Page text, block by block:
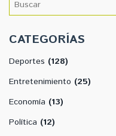
CATEGORÍAS
Deportes (128)
Entretenimiento (25)
Economía (13)
Política (12)